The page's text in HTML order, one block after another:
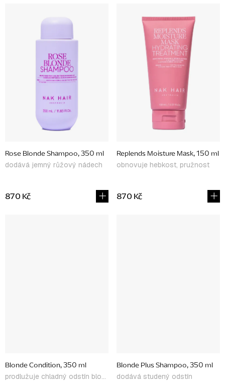
Rose Blonde Shampoo, 350 ml
dodává jemný růžový nádech
870 Kč
Replends Moisture Mask, 150 ml
obnovuje hebkost, pružnost
870 Kč
Blonde Condition, 350 ml
prodlužuje chladný odstín blond
Blonde Plus Shampoo, 350 ml
dodává studený odstín